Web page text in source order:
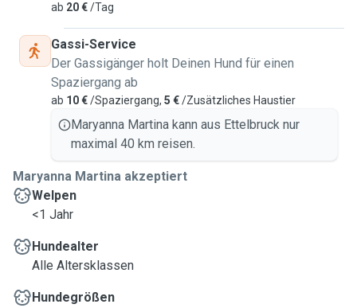
ab 20 €/Tag
Gassi-Service
Der Gassigänger holt Deinen Hund für einen
Spaziergang ab
ab 10 €/Spaziergang, 5 €/Zusätzliches Haustier
Maryanna Martina kann aus Ettelbruck nur
maximal 40 km reisen.
Maryanna Martina akzeptiert
Welpen
<1 Jahr
Hundealter
Alle Altersklassen
Hundegrößen